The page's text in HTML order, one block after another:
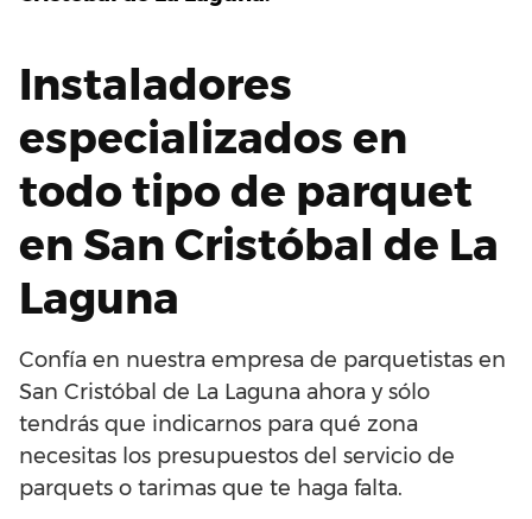
Instaladores
especializados en
todo tipo de parquet
en San Cristóbal de La
Laguna
Confía en nuestra empresa de parquetistas en
San Cristóbal de La Laguna ahora y sólo
tendrás que indicarnos para qué zona
necesitas los presupuestos del servicio de
parquets o tarimas que te haga falta.